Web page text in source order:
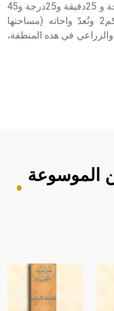
السعودية تمتد بين دائرتي عرض 25درجة و 25دقيقة و25درجة و45
دقيقة شمالاً، ويشغل مساحة 9030كم2 وتُعدّ واحاته (مساحتها
والزراعي في هذه المنطقة،
الموسوعة